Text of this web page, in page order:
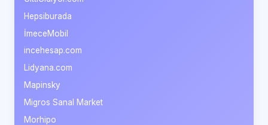
Hepsiburada
İmeceMobil
incehesap.com
Lidyana.com
Mapinsky
Migros Sanal Market
Morhipo